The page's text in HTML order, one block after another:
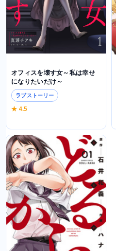
オフィスを壊す女～私は幸せ
になりたいだけ～
ラブストーリー
★ 4.5